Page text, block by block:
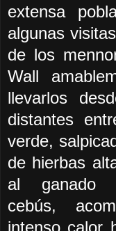
extensa
algunas
de los
Wall
llevarlos
distantes
verde,
de hierbas
al ganado
cebús,
intenso calor